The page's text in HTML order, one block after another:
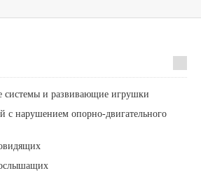
системы и развивающие игрушки
с нарушением опорно-двигательного